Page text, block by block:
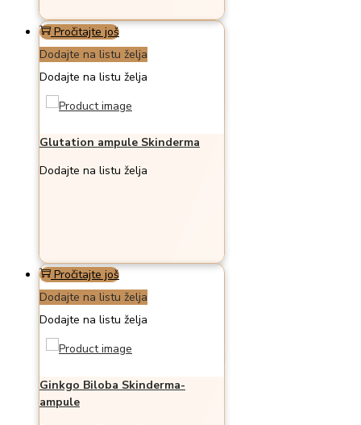
Pročitajte još
Dodajte na listu želja
Dodajte na listu želja
Glutation ampule Skinderma
Dodajte na listu želja
Pročitajte još
Dodajte na listu želja
Dodajte na listu želja
Ginkgo Biloba Skinderma-
ampule